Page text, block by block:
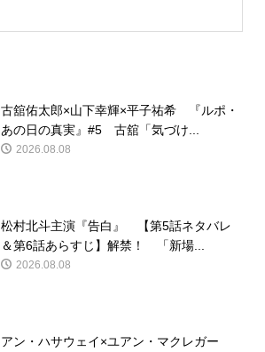
古舘佑太郎×山下幸輝×平子祐希 『ルポ・
あの日の真実』#5 古舘「気づけ...
2026.08.08
松村北斗主演『告白』 【第5話ネタバレ
＆第6話あらすじ】解禁！ 「新場...
2026.08.08
アン・ハサウェイ×ユアン・マクレガー